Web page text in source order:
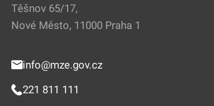
Těšnov 65/17,
Nové Město, 11000 Praha 1
info@mze.gov.cz
221 811 111